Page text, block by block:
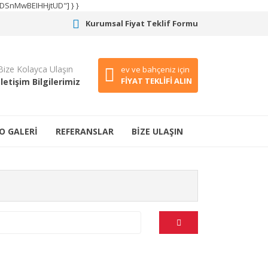
} }
Kurumsal Fiyat Teklif Formu
Kolayca Ulaşın
Bilgilerimiz
ev ve bahçeniz için
FİYAT TEKLİFİ ALIN
GALERİ REFERANSLAR BİZE ULAŞIN